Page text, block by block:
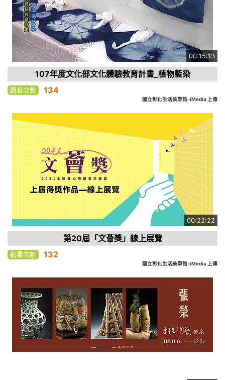
00:15:13
107年度文化部文化體驗教育計畫_植物藍染
觀看次數 134
國立彰化生活美學館-iMedia 上傳
00:22:22
第20屆「文薈獎」線上展覽
觀看次數 132
國立彰化生活美學館-iMedia 上傳